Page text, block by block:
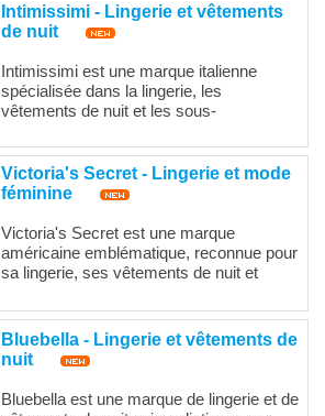
Intimissimi - Lingerie et vêtements
de nuit
Intimissimi est une marque italienne
spécialisée dans la lingerie, les
vêtements de nuit et les sous-
Victoria's Secret - Lingerie et mode
féminine
Victoria's Secret est une marque
américaine emblématique, reconnue pour
sa lingerie, ses vêtements de nuit et
Bluebella - Lingerie et vêtements de
nuit
Bluebella est une marque de lingerie et de